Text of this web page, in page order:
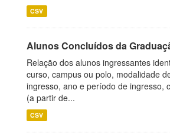
CSV
Alunos Concluídos da
Relação dos alunos ingressantes
curso, campus ou polo, modalidade
ingresso, ano e período de ingresso,
(a partir de...
CSV